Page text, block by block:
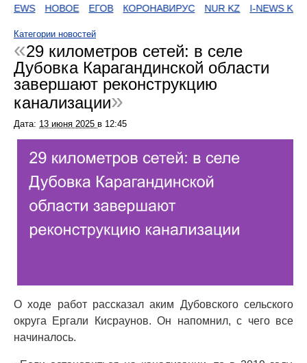
НОВОЕ ЕГОВ КОРОНАВИРУС NUR KZ I-NEWS KZ
Категории новостей
29 километров сетей: в селе
Дубовка Карагандинской области
завершают реконструкцию
канализации
Дата: 13 июня 2025 в 12:45
О ходе работ рассказал аким Дубовского сельского
округа Ергали Кисраунов. Он напомнил, с чего все
начиналось.